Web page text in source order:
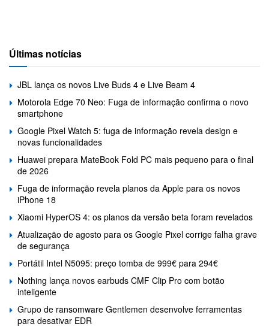
Últimas notícias
JBL lança os novos Live Buds 4 e Live Beam 4
Motorola Edge 70 Neo: Fuga de informação confirma o novo
smartphone
Google Pixel Watch 5: fuga de informação revela design e
novas funcionalidades
Huawei prepara MateBook Fold PC mais pequeno para o final
de 2026
Fuga de informação revela planos da Apple para os novos
iPhone 18
Xiaomi HyperOS 4: os planos da versão beta foram revelados
Atualização de agosto para os Google Pixel corrige falha grave
de segurança
Portátil Intel N5095: preço tomba de 999€ para 294€
Nothing lança novos earbuds CMF Clip Pro com botão
inteligente
Grupo de ransomware Gentlemen desenvolve ferramentas
para desativar EDR